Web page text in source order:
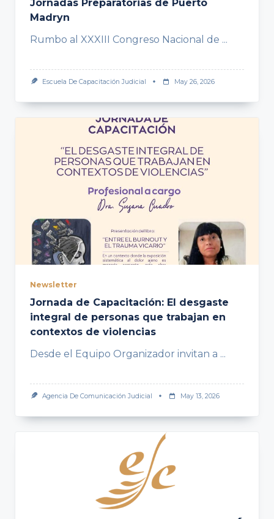
Jornadas Preparatorias de Puerto
Madryn
Rumbo al XXXIII Congreso Nacional de ...
Escuela De Capacitación Judicial May 26, 2026
Newsletter
Jornada de Capacitación: El desgaste
integral de personas que trabajan en
contextos de violencias
Desde el Equipo Organizador invitan a ...
Agencia De Comunicación Judicial May 13, 2026